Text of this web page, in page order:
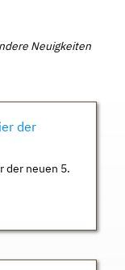
Neuigkeiten
der
der neuen 5.